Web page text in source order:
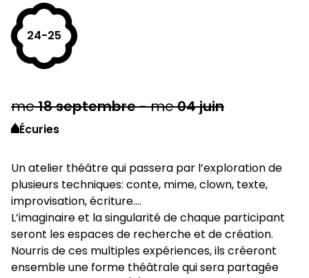
24-25
me18septembre-me04juin
Écuries
Un atelier théâtre qui passera par l’exploration de
plusieurs techniques: conte, mime, clown, texte,
improvisation, écriture….
L’imaginaire et la singularité de chaque participant
seront les espaces de recherche et de création.
Nourris de ces multiples expériences, ils créeront
ensemble une forme théâtrale qui sera partagée